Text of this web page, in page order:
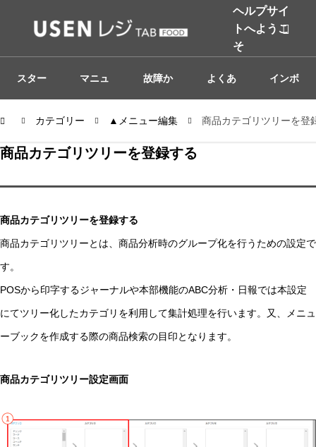
ヘルプサイ
トへようこ
そ
スター
トガイ
ド
マニュ
アル
故障か
なと思
った際
よくあ
る質問
インボ
イス対
カテゴリー ▲メニュー編集 商品カテゴリツリーを登
商品カテゴリツリーを登録する
商品カテゴリツリーを登録する
商品カテゴリツリーとは、商品分析時のグループ化を行うための設定で
す。
POSから印字するジャーナルや本部機能のABC分析・日報では本設定
にてツリー化したカテゴリを利用して集計処理を行います。又、メニュ
ーブックを作成する際の商品検索の目印となります。
商品カテゴリツリー設定画面